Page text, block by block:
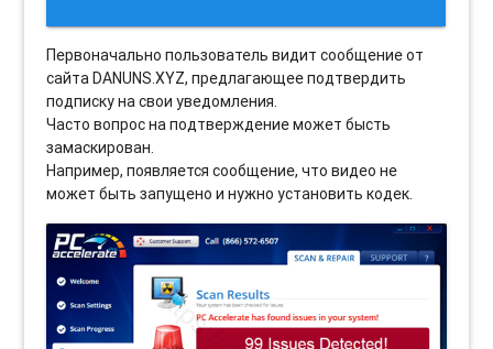
Первоначально пользователь видит сообщение от
сайта DANUNS.XYZ, предлагающее подтвердить
подписку на свои уведомления.
Часто вопрос на подтверждение может бысть
замаскирован.
Например, появляется сообщение, что видео не
может быть запущено и нужно установить кодек.